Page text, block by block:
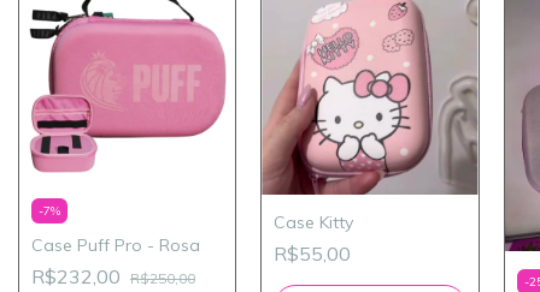
-7%
Case Puff Pro - Rosa
R$232,00 R$250,00
Case Kitty
R$55,00
-